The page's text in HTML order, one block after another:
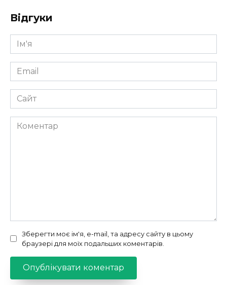
Відгуки
Ім'я
*
Email
*
Сайт
Коментар
Зберегти моє ім'я, e-mail, та адресу сайту в цьому
браузері для моїх подальших коментарів.